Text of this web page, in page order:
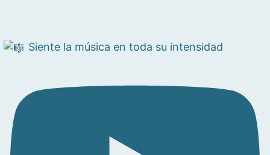
Siente la música en toda su intensidad